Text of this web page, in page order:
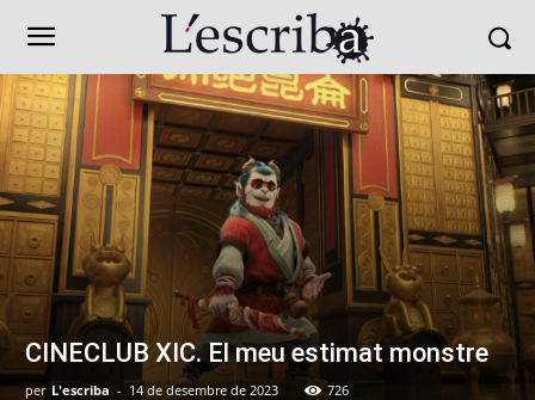
CINECLUB XIC. El meu estimat monstre
per L'escriba - 14 de desembre de 2023 726